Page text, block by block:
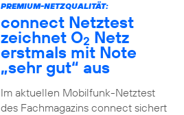
PREMIUM-NETZQUALITÄT:
connect Netztest
zeichnet O2 Netz
erstmals mit Note
„sehr gut“ aus
Im aktuellen Mobilfunk-Netztest
des Fachmagazins connect sichert